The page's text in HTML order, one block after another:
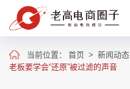
当前位置： 首页 > 新闻动态
老板要学会“还原”被过滤的声音